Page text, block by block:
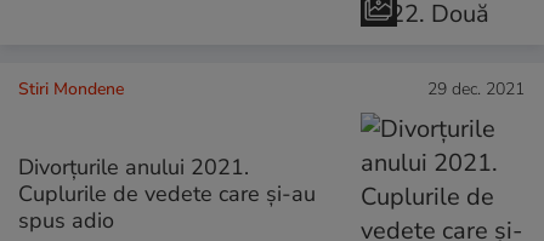
Stiri Mondene 29 dec. 2021
Divorțurile anului 2021.
Cuplurile de vedete care și-au
spus adio